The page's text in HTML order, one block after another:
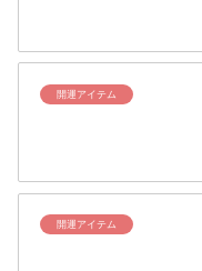
開運アイテム
開運アイテム